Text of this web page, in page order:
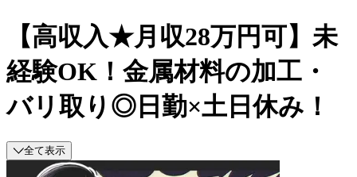
【高収入★月収28万円可】未
経験OK！金属材料の加工・
バリ取り◎日勤×土日休み！
全て表示